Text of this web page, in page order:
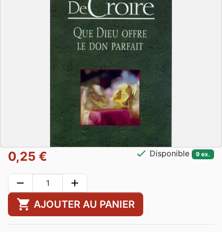
0,25 € check Disponible 9 ex.
remove add
shopping_cart AJOUTER AU PANIER